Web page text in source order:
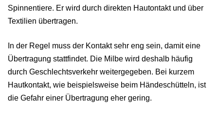
Spinnentiere. Er wird durch direkten Hautontakt und über
Textilien übertragen.
In der Regel muss der Kontakt sehr eng sein, damit eine
Übertragung stattfindet. Die Milbe wird deshalb häufig
durch Geschlechtsverkehr weitergegeben. Bei kurzem
Hautkontakt, wie beispielsweise beim Händeschütteln, ist
die Gefahr einer Übertragung eher gering.